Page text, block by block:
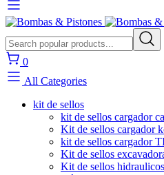
0
All Categories
kit de sellos
kit de sellos cargador
Kit de sellos cargador
kit de sellos cargador
Kit de sellos
Kit de sellos hidraulicos